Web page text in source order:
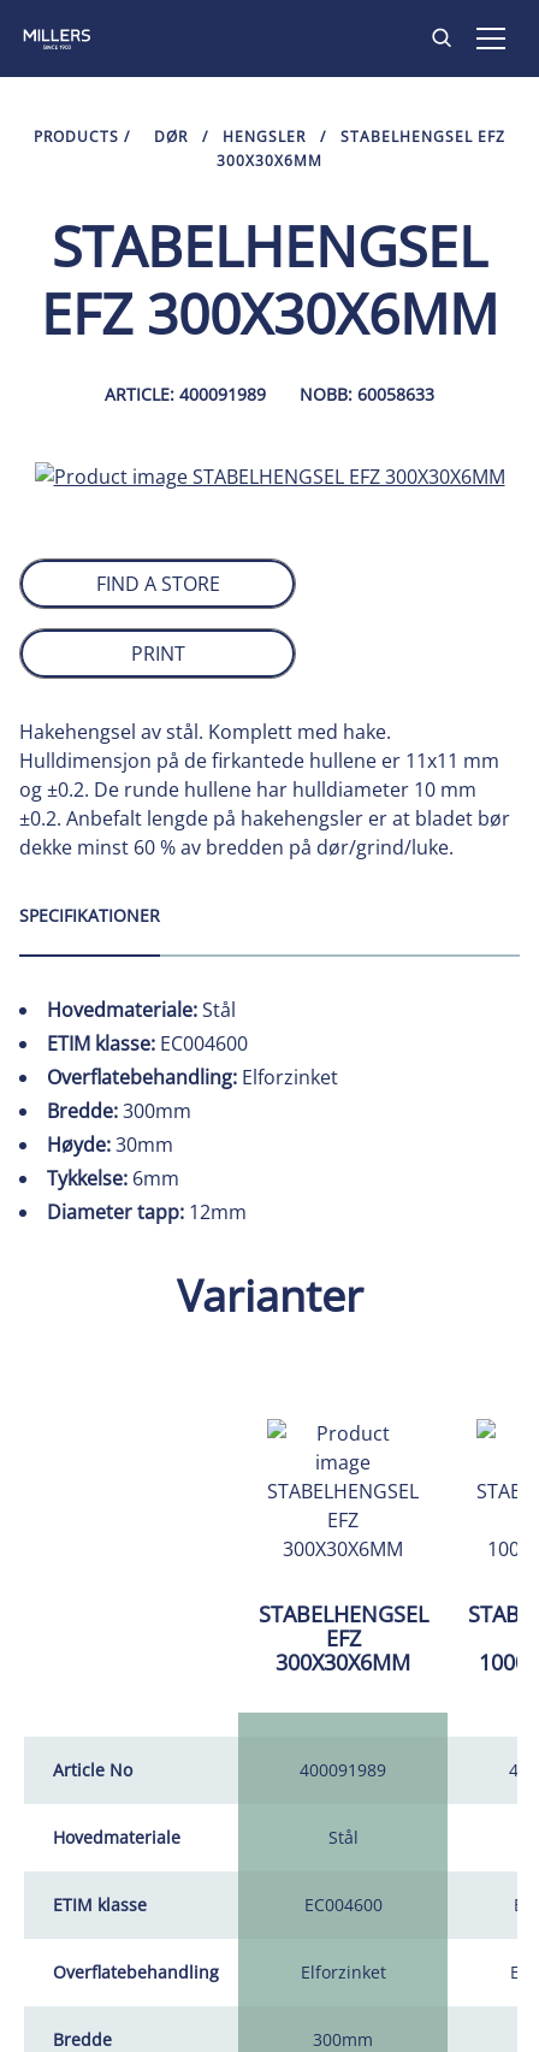
PRODUKTER
KONTAKT
PRODUCTS / DØR / HENGSLER /
STABELHENGSEL EFZ
300X30X6MM
STABELHENGSEL
EFZ 300X30X6MM
ARTICLE: 400091989 NOBB: 60058633
FIND A STORE
PRINT
Hakehengsel av stål. Komplett med hake.
Hulldimensjon på de firkantede hullene er 11x11 mm
og ±0.2. De runde hullene har hulldiameter 10 mm
±0.2. Anbefalt lengde på hakehengsler er at bladet bør
dekke minst 60 % av bredden på dør/grind/luke.
SPECIFIKATIONER
Hovedmateriale:Stål
ETIM klasse: EC004600
Overflatebehandling: Elforzinket
Bredde:300mm
Høyde:30mm
Tykkelse: 6mm
Diameter tapp: 12mm
Varianter
Article No
Hovedmateriale
ETIM klasse
Overflatebehandling
Bredde
STABELHENGSEL
EFZ
300X30X6MM
400091989
Stål
EC004600
Elforzinket
300mm